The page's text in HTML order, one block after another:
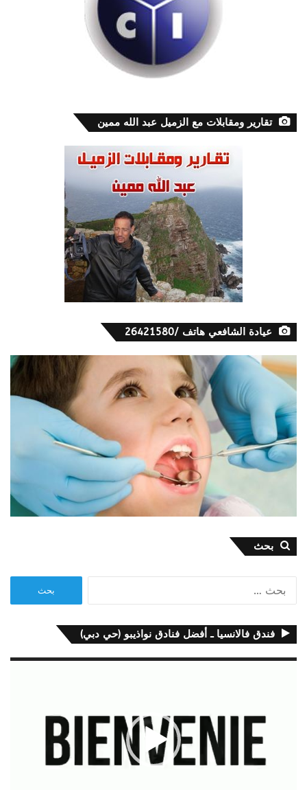
تقارير ومقابلات مع الزميل عبد الله ممين
عيادة الشافعي هاتف /26421580
بحث
فندق فالانسيا ـ أفضل فنادق نواذيبو (حي دبي)
مشغل